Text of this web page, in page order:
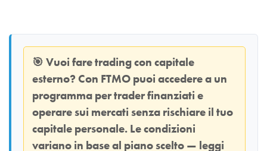
🎯 Vuoi fare trading con capitale
esterno? Con FTMO puoi accedere a un
programma per trader finanziati e
operare sui mercati senza rischiare il tuo
capitale personale. Le condizioni
variano in base al piano scelto — leggi